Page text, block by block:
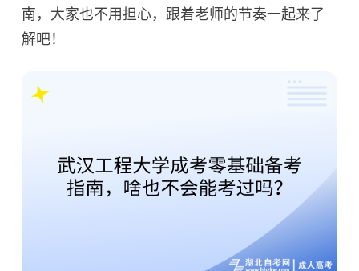
南，大家也不用担心，跟着老师的节奏一起来了
解吧！